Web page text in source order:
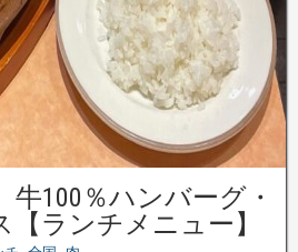
牛100％ハンバーグ・
ランチメニュー】